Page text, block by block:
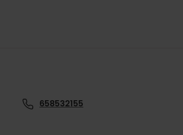
658532155